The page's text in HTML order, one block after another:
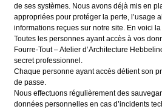
de ses systèmes. Nous avons déjà mis en
appropriées pour protéger la perte, l’usage
informations reçues sur notre site. En voici la
Toutes les personnes ayant accès à vos
Fourre-Tout – Atelier d’Architecture
secret professionnel.
Chaque personne ayant accès détient son
de passe.
Nous effectuons régulièrement des
données personnelles en cas d’incidents